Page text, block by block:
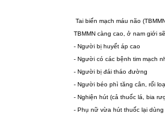
Tai biến mạch máu não
TBMMN càng cao, ở nam giới
- Người bị huyết áp cao
- Người có các bệnh tim mạch
- Người bị đái tháo đường
- Người béo phì tăng cân, rối
- Nghiện hút (cả thuốc lá, bia
- Phụ nữ vừa hút thuốc lại